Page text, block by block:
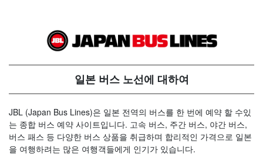
일본 버스 노선에 대하여
JBL (Japan Bus Lines)은 일본 전역의 버스를 한 번에 예약 할 수있
는 종합 버스 예약 사이트입니다. 고속 버스, 주간 버스, 야간 버스,
버스 패스 등 다양한 버스 상품을 취급하며 합리적인 가격으로 일본
을 여행하려는 많은 여행객들에게 인기가 있습니다.